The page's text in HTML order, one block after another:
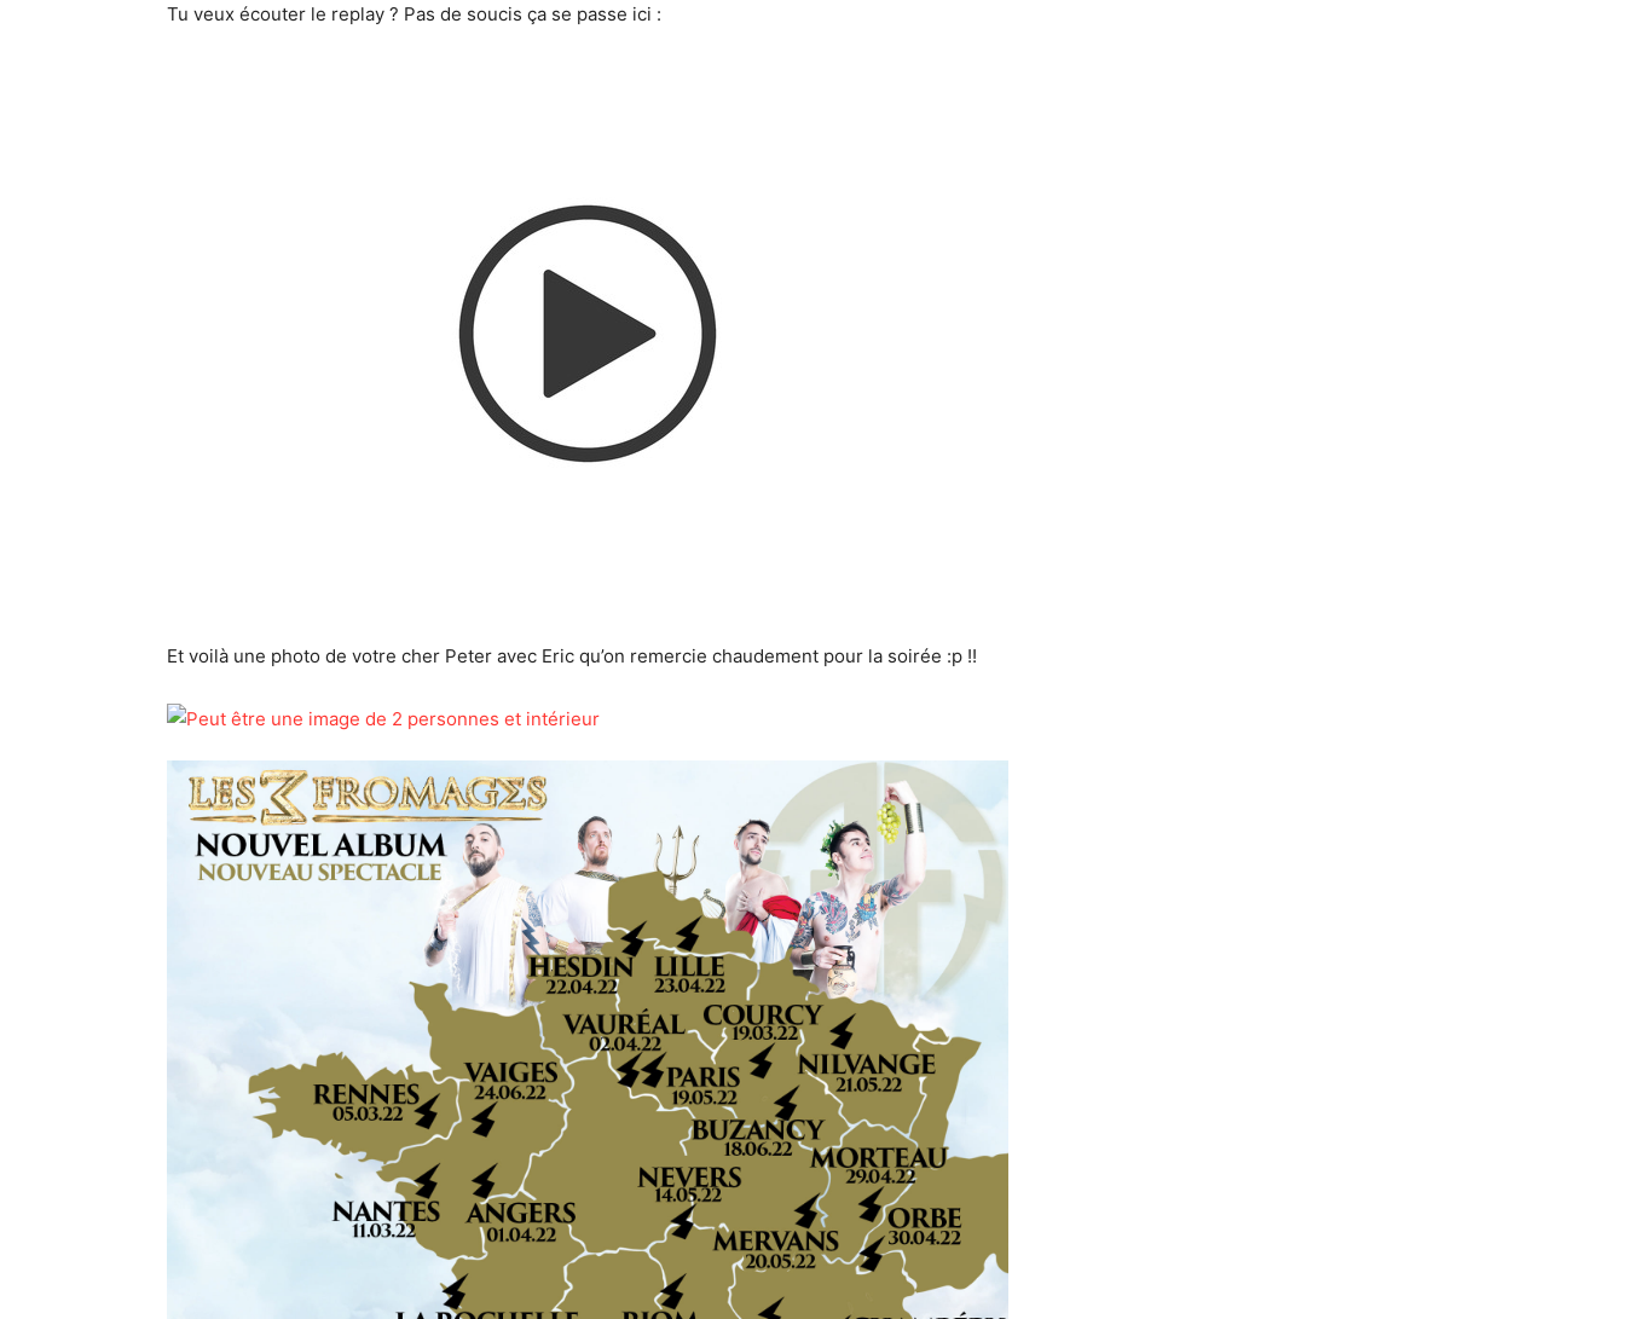
Tu veux écouter le replay ? Pas de soucis ça se passe ici :
Et voilà une photo de votre cher Peter avec Eric qu’on remercie chaudement pour la soirée :p !!